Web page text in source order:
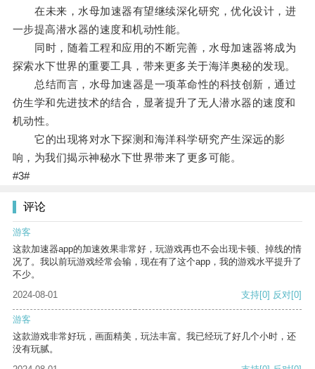
在未来，水母加速器有望继续深化研究，优化设计，进
一步提高潜水器的速度和机动性能。
同时，随着工程和应用的不断完善，水母加速器将成为
探索水下世界的重要工具，带来更多关于海洋奥秘的发现。
总结而言，水母加速器是一项革命性的科技创新，通过
仿生学和先进技术的结合，显著提升了无人潜水器的速度和
机动性。
它的出现将对水下探测和海洋科学研究产生深远的影
响，为我们揭示神秘水下世界带来了更多可能。
#3#
评论
游客
这款加速器app的加速效果非常好，玩游戏再也不会出现卡顿、掉线的情
况了。我以前玩游戏经常会输，现在有了这个app，我的游戏水平提升了
不少。
2024-08-01
支持[0] 反对[0]
游客
这款游戏非常好玩，画面精美，玩法丰富。我已经玩了好几个小时，还
没有玩腻。